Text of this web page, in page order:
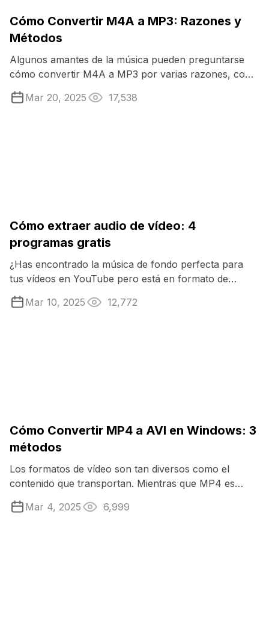
Cómo Convertir M4A a MP3: Razones y
Métodos
Algunos amantes de la música pueden preguntarse
cómo convertir M4A a MP3 por varias razones, como
ahorrar espacio en sus dispositivos o ...
Mar 20, 2025 17,538
Cómo extraer audio de vídeo: 4
programas gratis
¿Has encontrado la música de fondo perfecta para
tus vídeos en YouTube pero está en formato de
vídeo? ¿O tienes una escena de ...
Mar 10, 2025 12,772
Cómo Convertir MP4 a AVI en Windows: 3
métodos
Los formatos de vídeo son tan diversos como el
contenido que transportan. Mientras que MP4 es
ampliamente conocido por su versatilidad, AVI ...
Mar 4, 2025 6,999